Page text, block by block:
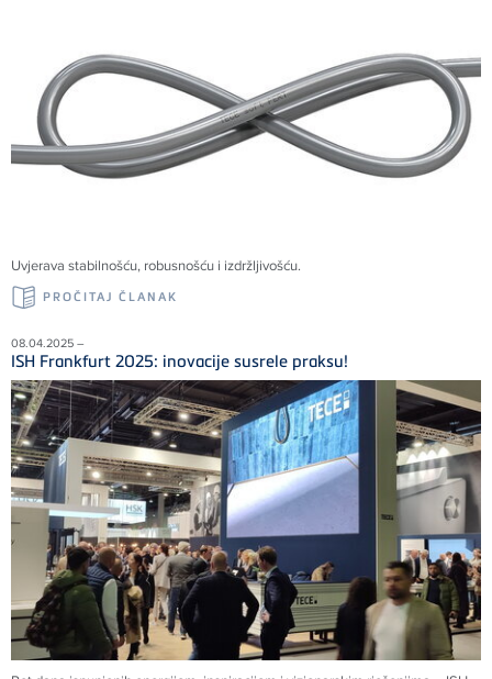
Uvjerava stabilnošću, robusnošću i izdržljivošću.
PROČITAJ ČLANAK
08.04.2025 –
ISH Frankfurt 2025: inovacije susrele praksu!